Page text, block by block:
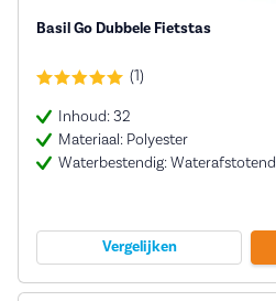
Basil Go Dubbele Fietstas
(1)
Inhoud: 32
Materiaal: Polyester
Waterbestendig: Waterafstotend
Vergelijken